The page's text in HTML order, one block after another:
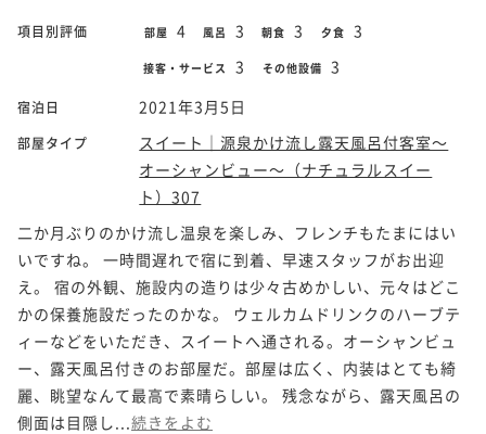
項目別評価 部屋 4 風呂 3 朝食 3 夕食 3
接客・サービス 3 その他設備 3
宿泊日 2021年3月5日
部屋タイプ
スイート｜源泉かけ流し露天風呂付客室～
オーシャンビュー～（ナチュラルスイー
ト）307
二か月ぶりのかけ流し温泉を楽しみ、フレンチもたまにはい
いですね。 一時間遅れで宿に到着、早速スタッフがお出迎
え。 宿の外観、施設内の造りは少々古めかしい、元々はどこ
かの保養施設だったのかな。 ウェルカムドリンクのハーブテ
ィーなどをいただき、スイートへ通される。オーシャンビュ
ー、露天風呂付きのお部屋だ。部屋は広く、内装はとても綺
麗、眺望なんて最高で素晴らしい。 残念ながら、露天風呂の
側面は目隠し... 続きをよむ